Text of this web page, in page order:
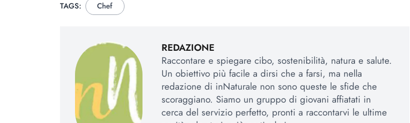
TAGS: Chef
REDAZIONE
Raccontare e spiegare cibo, sostenibilità, natura e salute.
Un obiettivo più facile a dirsi che a farsi, ma nella
redazione di inNaturale non sono queste le sfide che
scoraggiano. Siamo un gruppo di giovani affiatati in
cerca del servizio perfetto, pronti a raccontarvi le ultime